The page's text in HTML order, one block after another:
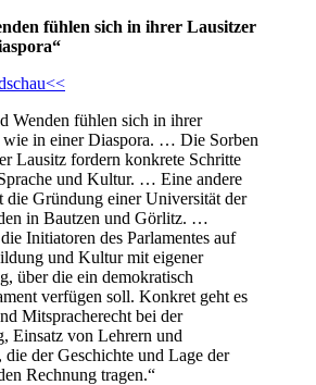
fühlen sich in ihrer Lausitzer
Wenden fühlen sich in ihrer
wie in einer Diaspora. … Die Sorben
Lausitz fordern konkrete Schritte
und Kultur. … Eine andere
die Gründung einer Universität der
in Bautzen und Görlitz. …
Initiatoren des Parlamentes auf
und Kultur mit eigener
über die ein demokratisch
verfügen soll. Konkret geht es
Mitspracherecht bei der
Einsatz von Lehrern und
der Geschichte und Lage der
Rechnung tragen.“